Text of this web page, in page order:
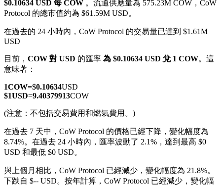
以數字貨幣為保證金的永續合約
TradFi
美股、外匯、貴金屬及大宗商品衍生性商品
USDC永續
$0.10634 USD 每 COW 。流通供應量為 575.23M COW，CoW
Protocol 的總市值約為 $61.59M USD。
在過去的 24 小時內，CoW Protocol 的交易量已達到 $1.61M
USD
目前， COW 對 USD 的匯率 為 $0.10634 USD 兌 1 COW。這
意味著：
1COW=$0.10634USD
$1USD=9.40379913COW
(注意：不包括交易費用和燃氣費用。)
在過去 7 天中，CoW Protocol 的價格已經下降，變化幅度為
8.74%。 在過去 24 小時內，匯率波動了 2.1%，達到最高 $0
USD 和最低 $0 USD。
與上個月相比，CoW Protocol 已經減少，變化幅度為 21.8%。
下跌自 $-- USD。 按年計算，CoW Protocol 已經減少，變化幅